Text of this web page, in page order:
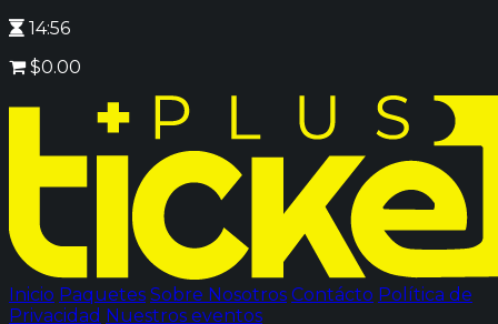
14:56
$0.00
Inicio Paquetes Sobre Nosotros Contácto Política de
Privacidad Nuestros eventos